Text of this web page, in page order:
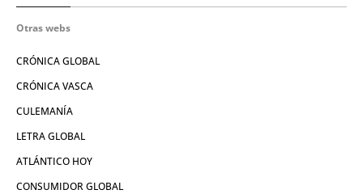
Otras webs
CRÓNICA GLOBAL
CRÓNICA VASCA
CULEMANÍA
LETRA GLOBAL
ATLÁNTICO HOY
CONSUMIDOR GLOBAL